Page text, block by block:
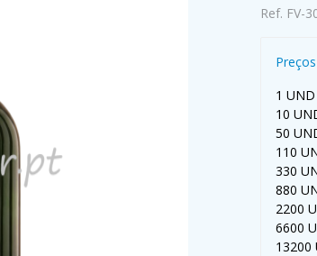
Ref. FV-
1 UND
10
50
110
330
880
2200
6600
13200